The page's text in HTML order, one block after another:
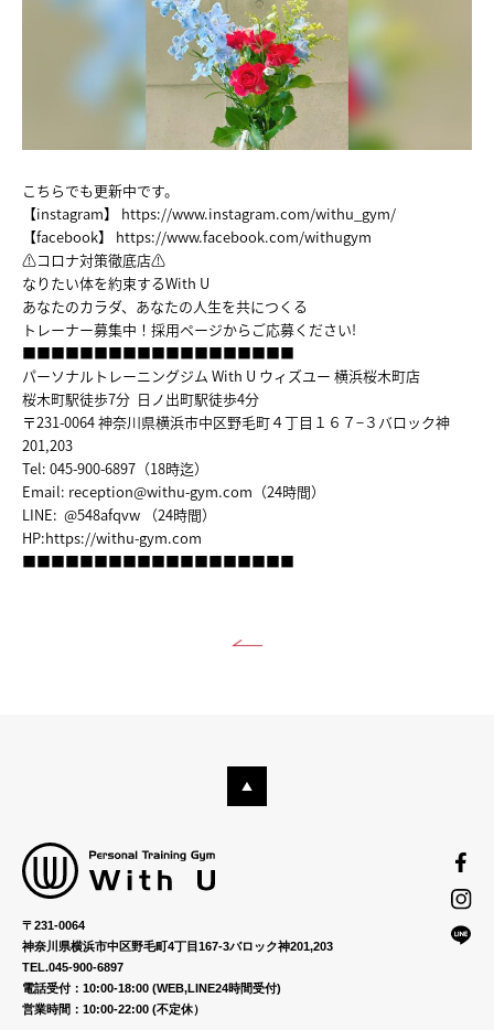
ABOUT
FACILITY
TRAINER
VOICE
MENU&PRICE
RECRUIT
ACCESS
COUNSELING&CONTTACT
こちらでも更新中です。
【instagram】 https://www.instagram.com/withu_gym/
【facebook】 https://www.facebook.com/withugym
⚠コロナ対策徹底店⚠
なりたい体を約束するWith U
あなたのカラダ、あなたの人生を共につくる
トレーナー募集中！採用ページからご応募ください!
■■■■■■■■■■■■■■■■■■■
パーソナルトレーニングジム With U ウィズユー 横浜桜木町店
桜木町駅徒歩7分 日ノ出町駅徒歩4分
〒231-0064 神奈川県横浜市中区野毛町４丁目１６７−３バロック神
201,203
Tel: 045-900-6897（18時迄）
Email: reception@withu-gym.com （24時間）
LINE: @548afqvw （24時間）
HP:https://withu-gym.com
■■■■■■■■■■■■■■■■■■■
〒231-0064
神奈川県横浜市中区野毛町4丁目167-3バロック神201,203
TEL.045-900-6897
電話受付：10:00-18:00 (WEB,LINE24時間受付)
営業時間：10:00-22:00 (不定休）